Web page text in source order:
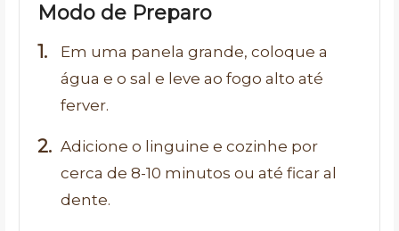
Modo de Preparo
Em uma panela grande, coloque a
água e o sal e leve ao fogo alto até
ferver.
Adicione o linguine e cozinhe por
cerca de 8-10 minutos ou até ficar al
dente.